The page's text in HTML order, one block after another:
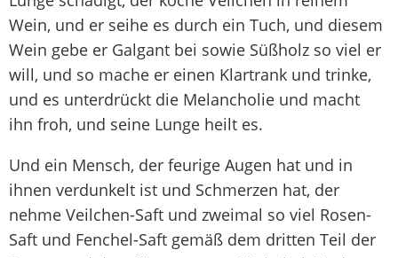
Wein, und er seihe es durch ein Tuch, und diesem
Wein gebe er Galgant bei sowie Süßholz so viel er
will, und so mache er einen Klartrank und trinke,
und es unterdrückt die Melancholie und macht
ihn froh, und seine Lunge heilt es.
Und ein Mensch, der feurige Augen hat und in
ihnen verdunkelt ist und Schmerzen hat, der
nehme Veilchen-Saft und zweimal so viel Rosen-
Saft und Fenchel-Saft gemäß dem dritten Teil der